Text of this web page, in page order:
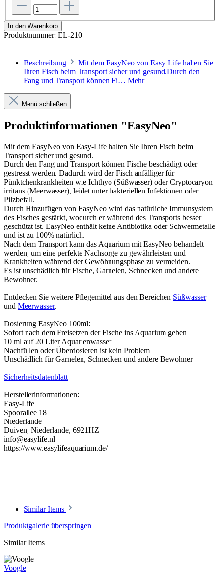
In den Warenkorb
Produktnummer: EL-210
Beschreibung
Mit dem EasyNeo von Easy-Life halten Sie
Ihren Fisch beim Transport sicher und gesund.Durch den
Fang und Transport können Fi… Mehr
Menü schließen
Produktinformationen "EasyNeo"
Mit dem EasyNeo von Easy-Life halten Sie Ihren Fisch beim
Transport sicher und gesund.
Durch den Fang und Transport können Fische beschädigt oder
gestresst werden. Dadurch wird der Fisch anfälliger für
Pünktchenkrankheiten wie Ichthyo (Süßwasser) oder Cryptocaryon
irritans (Meerwasser), leidet unter bakteriellen Infektionen oder
Pilzbefall.
Durch Hinzufügen von EasyNeo wird das natürliche Immunsystem
des Fisches gestärkt, wodurch er während des Transports besser
geschützt ist. EasyNeo enthält keine Antibiotika oder Schwermetalle
und ist zu 100% natürlich.
Nach dem Transport kann das Aquarium mit EasyNeo behandelt
werden, um eine perfekte Nachsorge zu gewährleisten und
Krankheiten während der Gewöhnungsphase zu vermeiden.
Es ist unschädlich für Fische, Garnelen, Schnecken und andere
Bewohner.
Entdecken Sie weitere Pflegemittel aus den Bereichen Süßwasser
und Meerwasser.
Dosierung EasyNeo 100ml:
Sofort nach dem Freisetzen der Fische ins Aquarium geben
10 ml auf 20 Liter Aquarienwasser
Nachfüllen oder Überdosieren ist kein Problem
Unschädlich für Garnelen, Schnecken und andere Bewohner
Sicherheitsdatenblatt
Herstellerinformationen:
Easy-Life
Spoorallee 18
Niederlande
Duiven, Niederlande, 6921HZ
info@easylife.nl
https://www.easylifeaquarium.de/
Similar Items
Produktgalerie überspringen
Similar Items
Voogle